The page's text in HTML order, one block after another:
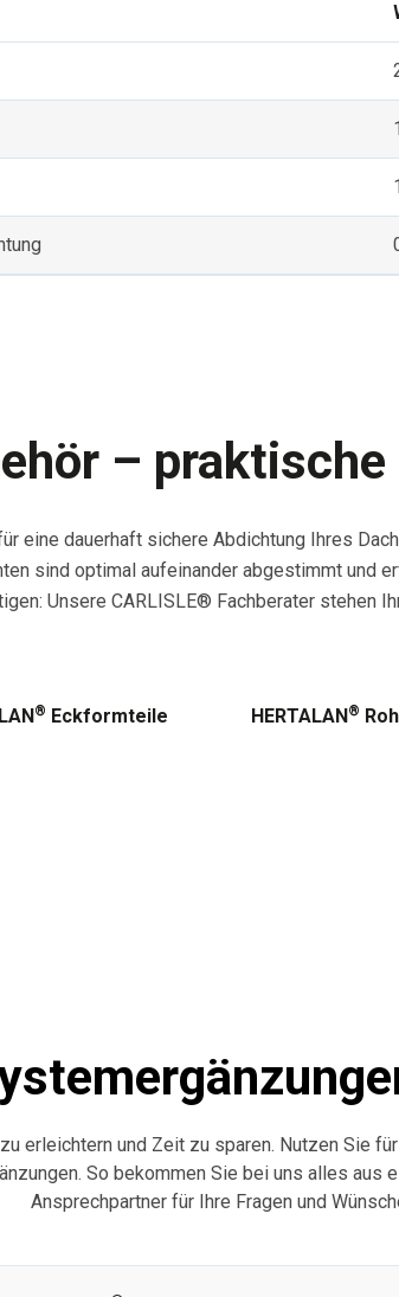
–
eine dauerhaft sichere Abdichtung Ihres
sind optimal aufeinander abgestimmt und
Unsere CARLISLE® Fachberater stehen
® Eckformteile HERTALAN®
erleichtern und Zeit zu sparen. Nutzen Sie
So bekommen Sie bei uns alles aus
Ansprechpartner für Ihre Fragen und